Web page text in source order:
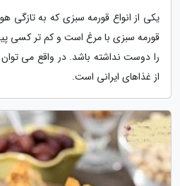
یکی از انواع قورمه سبزی که به تازگی
قورمه سبزی با مرغ است و کم تر کسی
را دوست نداشته باشد. در واقع می
از غذاهای ایرانی است.